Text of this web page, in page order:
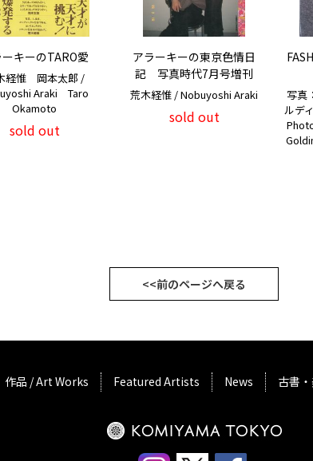
キーのTARO愛
経惟 岡本太郎 /
Araki Taro
Okamoto
sold out
アラーキーの東京色情日
記 写真時代7月号増刊
荒木経惟 / Nobuyoshi Araki
sold out
写真
ルデ
<<前のページへ戻る
作品 / Art Works Featured Artists News 古書